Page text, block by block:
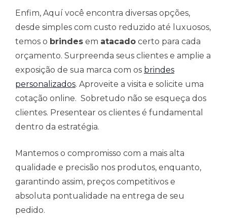
Enfim, Aquí você encontra diversas opções,
desde simples com custo reduzido até luxuosos,
temos o brindes em atacado certo para cada
orçamento. Surpreenda seus clientes e amplie a
exposição de sua marca com os brindes
personalizados. Aproveite a visita e solicite uma
cotação online. Sobretudo não se esqueça dos
clientes. Presentear os clientes é fundamental
dentro da estratégia.
Mantemos o compromisso com a mais alta
qualidade e precisão nos produtos, enquanto,
garantindo assim, preços competitivos e
absoluta pontualidade na entrega de seu
pedido.